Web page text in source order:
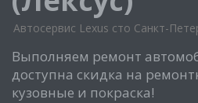
Автосервис Lexus сто Санкт-
Выполняем ремонт
доступна скидка на
кузовные и покраска!